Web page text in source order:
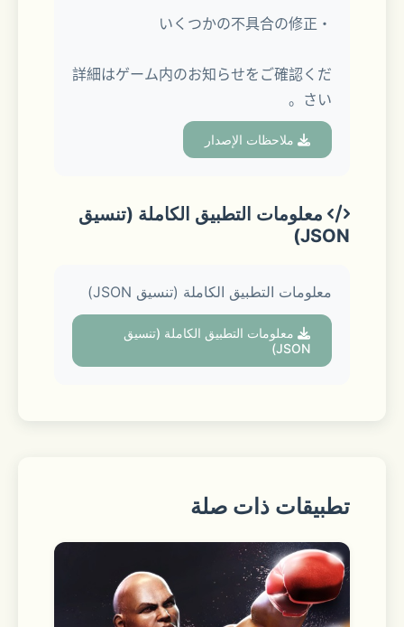
一筋縄ではいかないカレらのスカウト業
務に奔走するアナタは、
やがて大きな謎に巻き込まれていくこと
スカウトの意味、因縁の未解決事件……
アナタがたどり着く真実、そして正義と
はーー
屋・デザイナー・小説家・俳優
名家の当主・ボディガード・闇医者・使
用人・研究者・学生など
・いくつかの不具合の修正
詳細はゲーム内のお知らせをご確認くだ
さい。
ملاحظات الإصدار
معلومات التطبيق الكاملة (تنسيق
JSON)
معلومات التطبيق الكاملة (تنسيق JSON)
معلومات التطبيق الكاملة (تنسيق
JSON)
تطبيقات ذات صلة